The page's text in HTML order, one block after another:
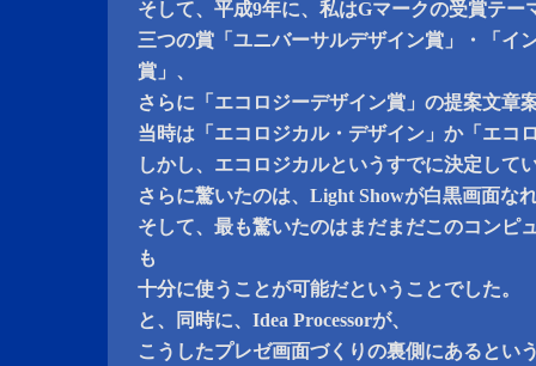
そして、平成9年に、私はGマークの受賞テー
三つの賞「ユニバーサルデザイン賞」・「イ
賞」、
さらに「エコロジーデザイン賞」の提案文章
当時は「エコロジカル・デザイン」か「エコ
しかし、エコロジカルというすでに決定して
さらに驚いたのは、Light Showが白黒画面な
そして、最も驚いたのはまだまだこのコンピ
も
十分に使うことが可能だということでした。
と、同時に、Idea Processorが、
こうしたプレゼ画面づくりの裏側にあるとい